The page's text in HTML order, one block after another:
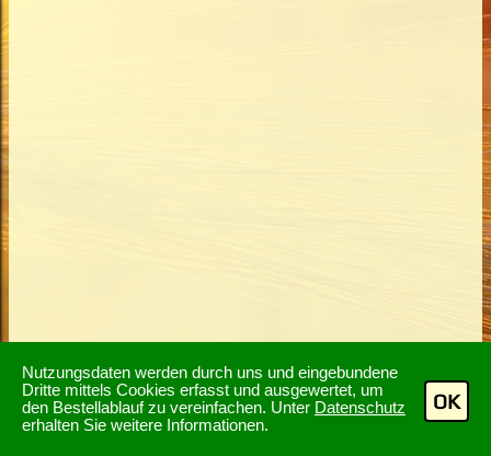
Nutzungsdaten werden durch uns und eingebundene
Dritte mittels Cookies erfasst und ausgewertet, um
den Bestellablauf zu vereinfachen. Unter Datenschutz
erhalten Sie weitere Informationen.
OK